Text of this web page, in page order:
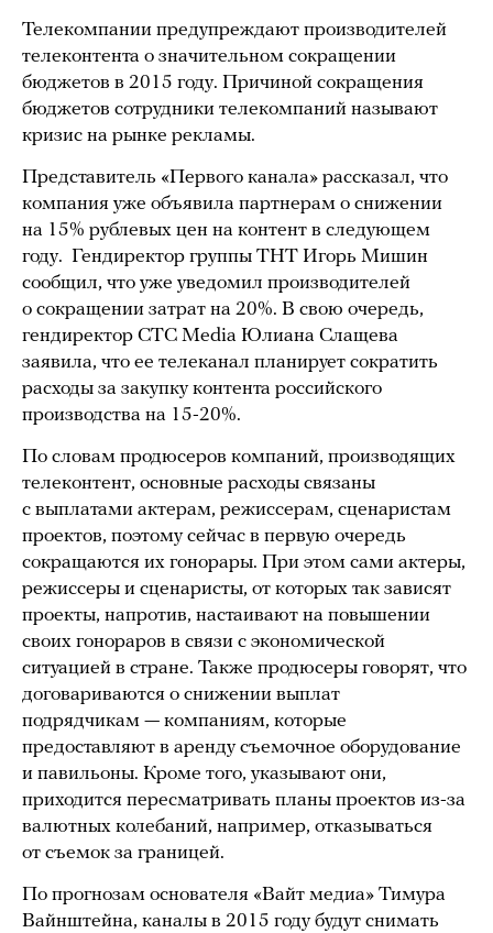
Телекомпании предупреждают производителей
телеконтента о значительном сокращении
бюджетов в 2015 году. Причиной сокращения
бюджетов сотрудники телекомпаний называют
кризис на рынке рекламы.
Представитель «Первого канала» рассказал, что
компания уже объявила партнерам о снижении
на 15% рублевых цен на контент в следующем
году. Гендиректор группы ТНТ Игорь Мишин
сообщил, что уже уведомил производителей
о сокращении затрат на 20%. В свою очередь,
гендиректор CTC Media Юлиана Слащева
заявила, что ее телеканал планирует сократить
расходы за закупку контента российского
производства на 15-20%.
По словам продюсеров компаний, производящих
телеконтент, основные расходы связаны
с выплатами актерам, режиссерам, сценаристам
проектов, поэтому сейчас в первую очередь
сокращаются их гонорары. При этом сами актеры,
режиссеры и сценаристы, от которых так зависят
проекты, напротив, настаивают на повышении
своих гонораров в связи с экономической
ситуацией в стране. Также продюсеры говорят, что
договариваются о снижении выплат
подрядчикам — компаниям, которые
предоставляют в аренду съемочное оборудование
и павильоны. Кроме того, указывают они,
приходится пересматривать планы проектов из-за
валютных колебаний, например, отказываться
от съемок за границей.
По прогнозам основателя «Вайт медиа» Тимура
Вайнштейна, каналы в 2015 году будут снимать